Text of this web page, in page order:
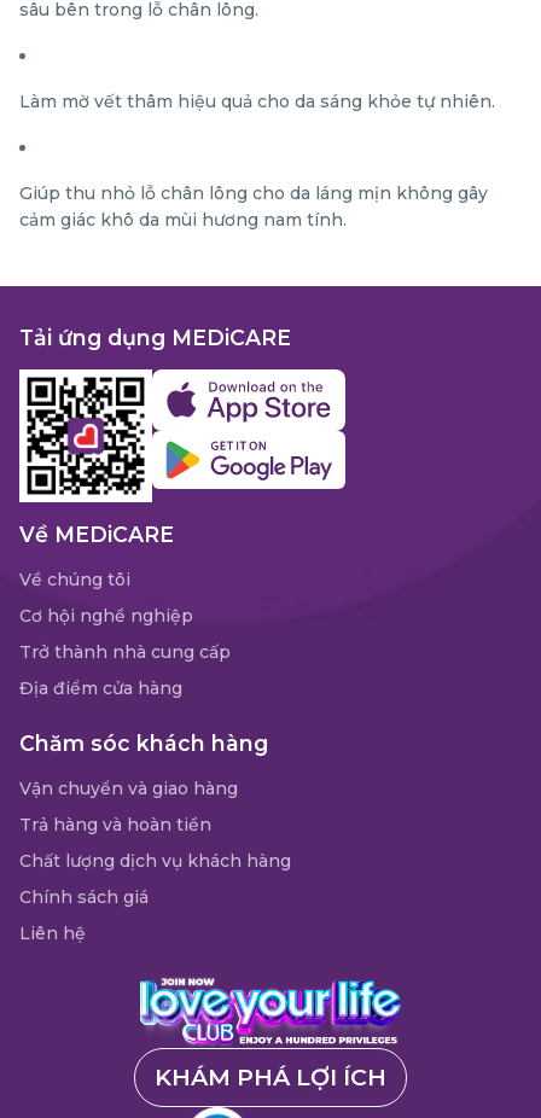
sâu bên trong lỗ chân lông.
Làm mờ vết thâm hiệu quả cho da sáng khỏe tự nhiên.
Giúp thu nhỏ lỗ chân lông cho da láng mịn không gây
cảm giác khô da mùi hương nam tính.
Tải ứng dụng MEDiCARE
Về MEDiCARE
Về chúng tôi
Cơ hội nghề nghiệp
Trở thành nhà cung cấp
Địa điểm cửa hàng
Chăm sóc khách hàng
Vận chuyển và giao hàng
Trả hàng và hoàn tiền
Chất lượng dịch vụ khách hàng
Chính sách giá
Liên hệ
KHÁM PHÁ LỢI ÍCH